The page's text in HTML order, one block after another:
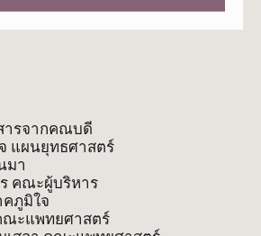
ารจากคณบดี
แผนยุทธศาสตร์
มา
คณะผู้บริหาร
ภูมิใจ
ะแพทยศาสตร์